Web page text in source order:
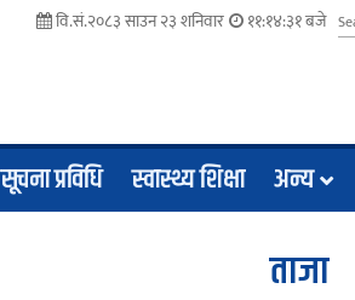
वि.सं.२०८३ साउन २३ शनिवार ११:१४:३२ बजे
सूचना प्रविधि स्वास्थ्य शिक्षा अन्य
ताजा